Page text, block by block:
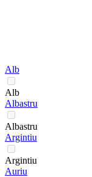
Alb
Alb
Albastru
Albastru
Argintiu
Argintiu
Auriu